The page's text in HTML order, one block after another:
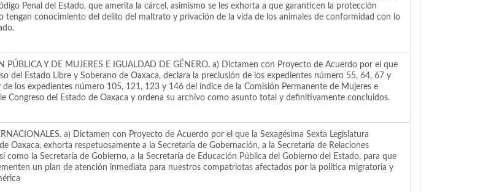
Penal del Estado, que amerita la cárcel, asimismo se les exhorta a que garanticen la protección
tengan conocimiento del delito del maltrato y privación de la vida de los animales de conformidad con lo
Y DE MUJERES E IGUALDAD DE GÉNERO. a) Dictamen con Proyecto de Acuerdo por el que
del Estado Libre y Soberano de Oaxaca, declara la preclusión de los expedientes número 55, 64, 67 y
los expedientes número 105, 121, 123 y 146 del índice de la Comisión Permanente de Mujeres e
Congreso del Estado de Oaxaca y ordena su archivo como asunto total y definitivamente concluidos.
a) Dictamen con Proyecto de Acuerdo por el que la Sexagésima Sexta Legislatura
Oaxaca, exhorta respetuosamente a la Secretaría de Gobernación, a la Secretaría de Relaciones
la Secretaría de Gobierno, a la Secretaría de Educación Pública del Gobierno del Estado, para que
un plan de atención inmediata para nuestros compatriotas afectados por la política migratoria y